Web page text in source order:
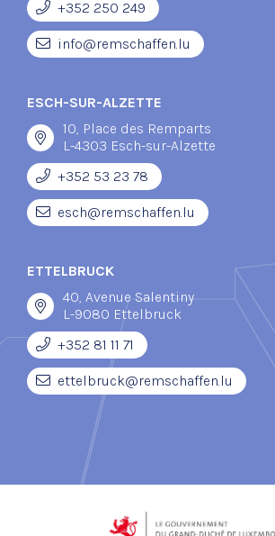
+352 250 249
info@remschaffen.lu
ESCH-SUR-ALZETTE
10, Place des Remparts
L-4303 Esch-sur-Alzette
+352 53 23 78
esch@remschaffen.lu
ETTELBRUCK
40, Avenue Salentiny
L-9080 Ettelbruck
+352 81 11 71
ettelbruck@remschaffen.lu